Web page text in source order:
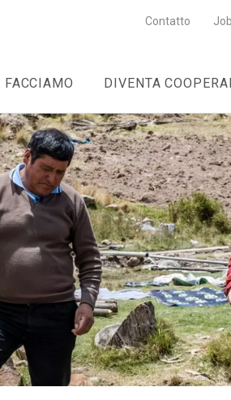
Contatto
FACCIAMO DIVENTA